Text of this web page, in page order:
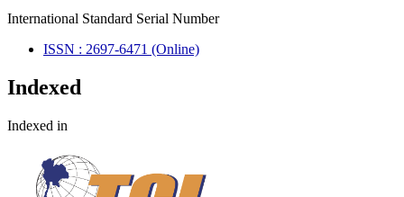
International Standard Serial Number
ISSN : 2697-6471 (Online)
Indexed
Indexed in